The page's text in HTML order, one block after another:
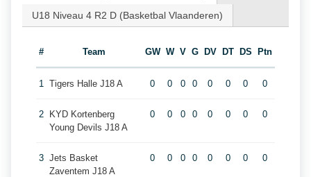
U18 Niveau 4 R2 D (Basketbal Vlaanderen)
# Team GW W V G DV DT DS Ptn
1 Tigers Halle J18 A 0 0 0 0 0 0 0 0
2
KYD Kortenberg
Young Devils J18 A
0 0 0 0 0 0 0 0
3 Jets Basket
Zaventem J18 A
0 0 0 0 0 0 0 0